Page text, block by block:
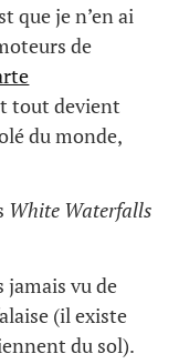
que je n’en ai
de
tout devient
du monde,
White Waterfalls
jamais vu de
(il existe
du sol).